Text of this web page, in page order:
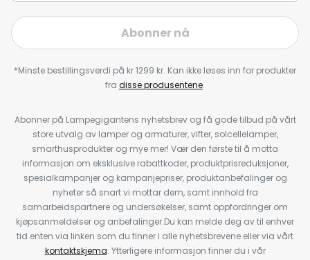
Abonner nå
*Minste bestillingsverdi på kr 1299 kr. Kan ikke løses inn for produkter
fra disse produsentene.
Abonner på Lampegigantens nyhetsbrev og få gode tilbud på vårt
store utvalg av lamper og armaturer, vifter, solcellelamper,
smarthusprodukter og mye mer! Vær den første til å motta
informasjon om eksklusive rabattkoder, produktprisreduksjoner,
spesialkampanjer og kampanjepriser, produktanbefalinger og
nyheter så snart vi mottar dem, samt innhold fra
samarbeidspartnere og undersøkelser, samt oppfordringer om
kjøpsanmeldelser og anbefalinger.Du kan melde deg av til enhver
tid enten via linken som du finner i alle nyhetsbrevene eller via vårt
kontaktskjema. Ytterligere informasjon finner du i vår